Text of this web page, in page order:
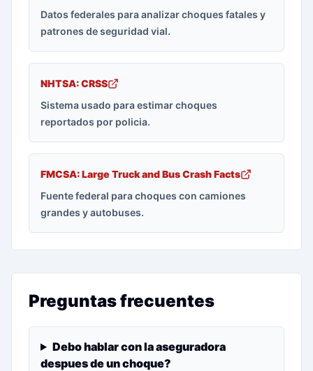
Datos federales para analizar choques fatales y
patrones de seguridad vial.
NHTSA: CRSS
Sistema usado para estimar choques
reportados por policia.
FMCSA: Large Truck and Bus Crash Facts
Fuente federal para choques con camiones
grandes y autobuses.
Preguntas frecuentes
Debo hablar con la aseguradora
despues de un choque?